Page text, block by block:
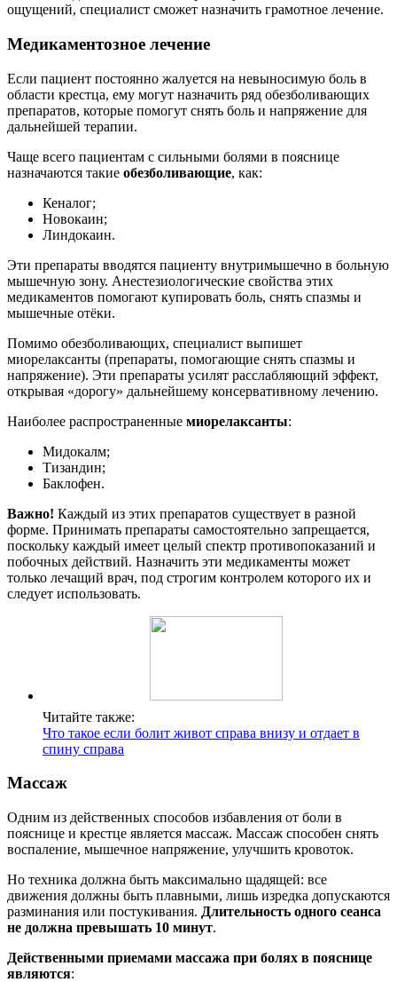
ощущений, специалист сможет назначить грамотное лечение.
Медикаментозное лечение
Если пациент постоянно жалуется на невыносимую боль в
области крестца, ему могут назначить ряд обезболивающих
препаратов, которые помогут снять боль и напряжение для
дальнейшей терапии.
Чаще всего пациентам с сильными болями в пояснице
назначаются такие обезболивающие, как:
Кеналог;
Новокаин;
Линдокаин.
Эти препараты вводятся пациенту внутримышечно в больную
мышечную зону. Анестезиологические свойства этих
медикаментов помогают купировать боль, снять спазмы и
мышечные отёки.
Помимо обезболивающих, специалист выпишет
миорелаксанты (препараты, помогающие снять спазмы и
напряжение). Эти препараты усилят расслабляющий эффект,
открывая «дорогу» дальнейшему консервативному лечению.
Наиболее распространенные миорелаксанты:
Мидокалм;
Тизандин;
Баклофен.
Важно! Каждый из этих препаратов существует в разной
форме. Принимать препараты самостоятельно запрещается,
поскольку каждый имеет целый спектр противопоказаний и
побочных действий. Назначить эти медикаменты может
только лечащий врач, под строгим контролем которого их и
следует использовать.
Читайте также:
Что такое если болит живот справа внизу и отдает в
спину справа
Массаж
Одним из действенных способов избавления от боли в
пояснице и крестце является массаж. Массаж способен снять
воспаление, мышечное напряжение, улучшить кровоток.
Но техника должна быть максимально щадящей: все
движения должны быть плавными, лишь изредка допускаются
разминания или постукивания. Длительность одного сеанса
не должна превышать 10 минут.
Действенными приемами массажа при болях в пояснице
являются: